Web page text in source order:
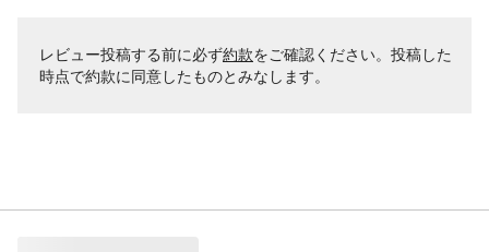
レビュー投稿する前に必ず約款をご確認ください。投稿した
時点で約款に同意したものとみなします。